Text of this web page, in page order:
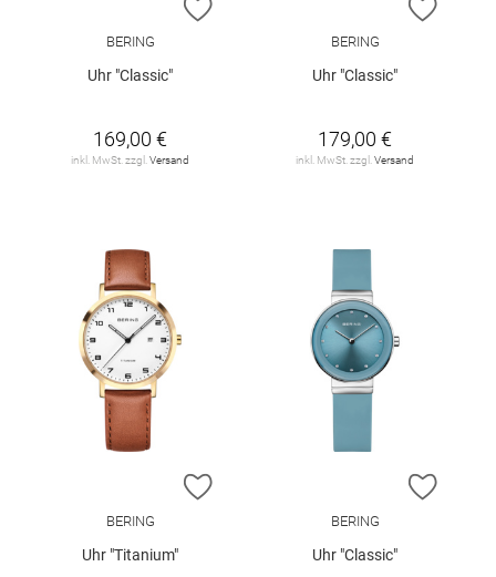
ZUR WUNSCHLISTE HINZUFÜGEN
BERING
Uhr "Classic"
169,00 €
inkl. MwSt. zzgl. Versand
ZUR
BERING
Uhr "Classic"
179,00 €
inkl. MwSt. zzgl. Versand
ZUR WUNSCHLISTE HINZUFÜGEN
BERING
Uhr "Titanium"
ZUR
BERING
Uhr "Classic"